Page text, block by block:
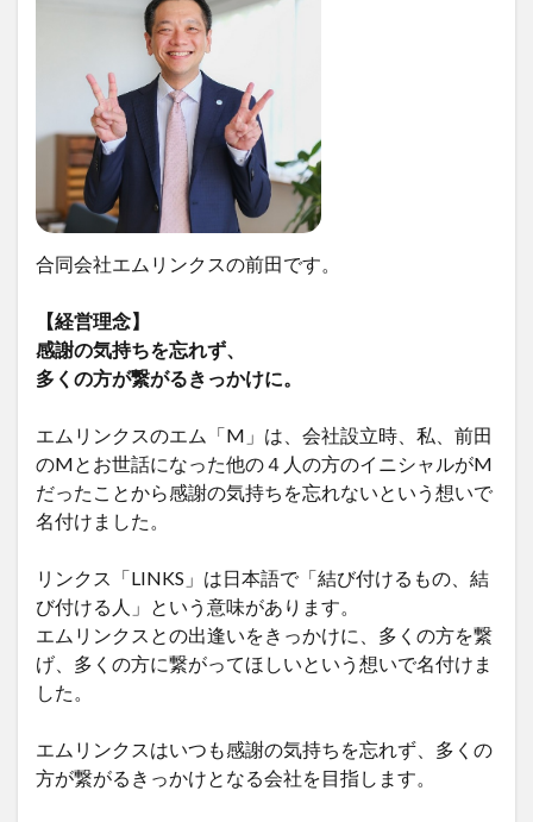
合同会社エムリンクスの前田です。
【経営理念】
感謝の気持ちを忘れず、
多くの方が繋がるきっかけに。
エムリンクスのエム「M」は、会社設立時、私、前田
のMとお世話になった他の４人の方のイニシャルがM
だったことから感謝の気持ちを忘れないという想いで
名付けました。
リンクス「LINKS」は日本語で「結び付けるもの、結
び付ける人」という意味があります。
エムリンクスとの出逢いをきっかけに、多くの方を繋
げ、多くの方に繋がってほしいという想いで名付けま
した。
エムリンクスはいつも感謝の気持ちを忘れず、多くの
方が繋がるきっかけとなる会社を目指します。